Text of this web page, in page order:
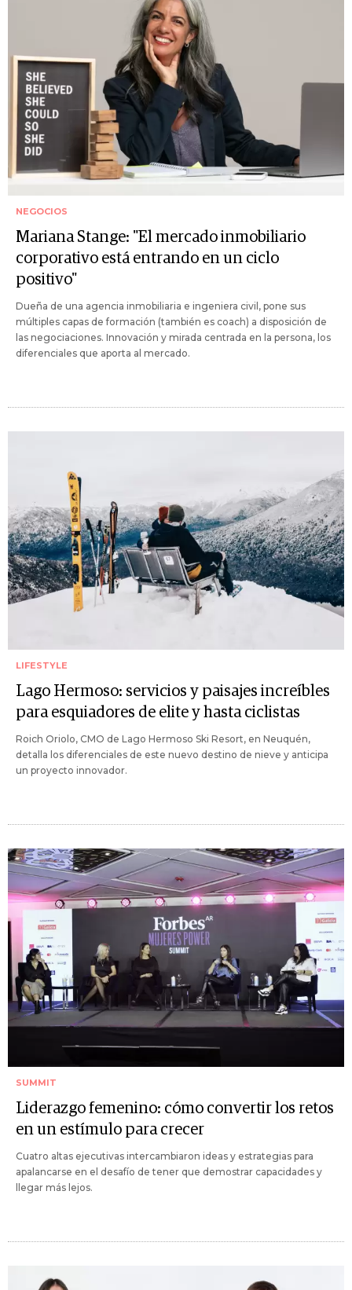
NEGOCIOS
Mariana Stange: "El mercado inmobiliario
corporativo está entrando en un ciclo
positivo"
Dueña de una agencia inmobiliaria e ingeniera civil, pone sus
múltiples capas de formación (también es coach) a disposición de
las negociaciones. Innovación y mirada centrada en la persona, los
diferenciales que aporta al mercado.
LIFESTYLE
Lago Hermoso: servicios y paisajes increíbles
para esquiadores de elite y hasta ciclistas
Roich Oriolo, CMO de Lago Hermoso Ski Resort, en Neuquén,
detalla los diferenciales de este nuevo destino de nieve y anticipa
un proyecto innovador.
SUMMIT
Liderazgo femenino: cómo convertir los retos
en un estímulo para crecer
Cuatro altas ejecutivas intercambiaron ideas y estrategias para
apalancarse en el desafío de tener que demostrar capacidades y
llegar más lejos.